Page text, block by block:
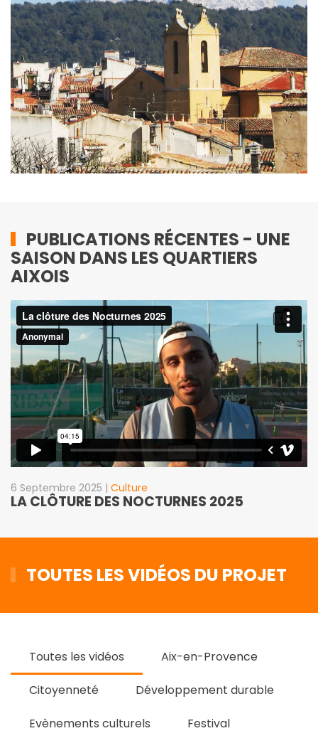
PUBLICATIONS RÉCENTES - UNE
SAISON DANS LES QUARTIERS
AIXOIS
6 Septembre 2025 | Culture
LA CLÔTURE DES NOCTURNES 2025
TOUTES LES VIDÉOS DU PROJET
Toutes les vidéos Aix-en-Provence
Citoyenneté Développement durable
Evènements culturels Festival